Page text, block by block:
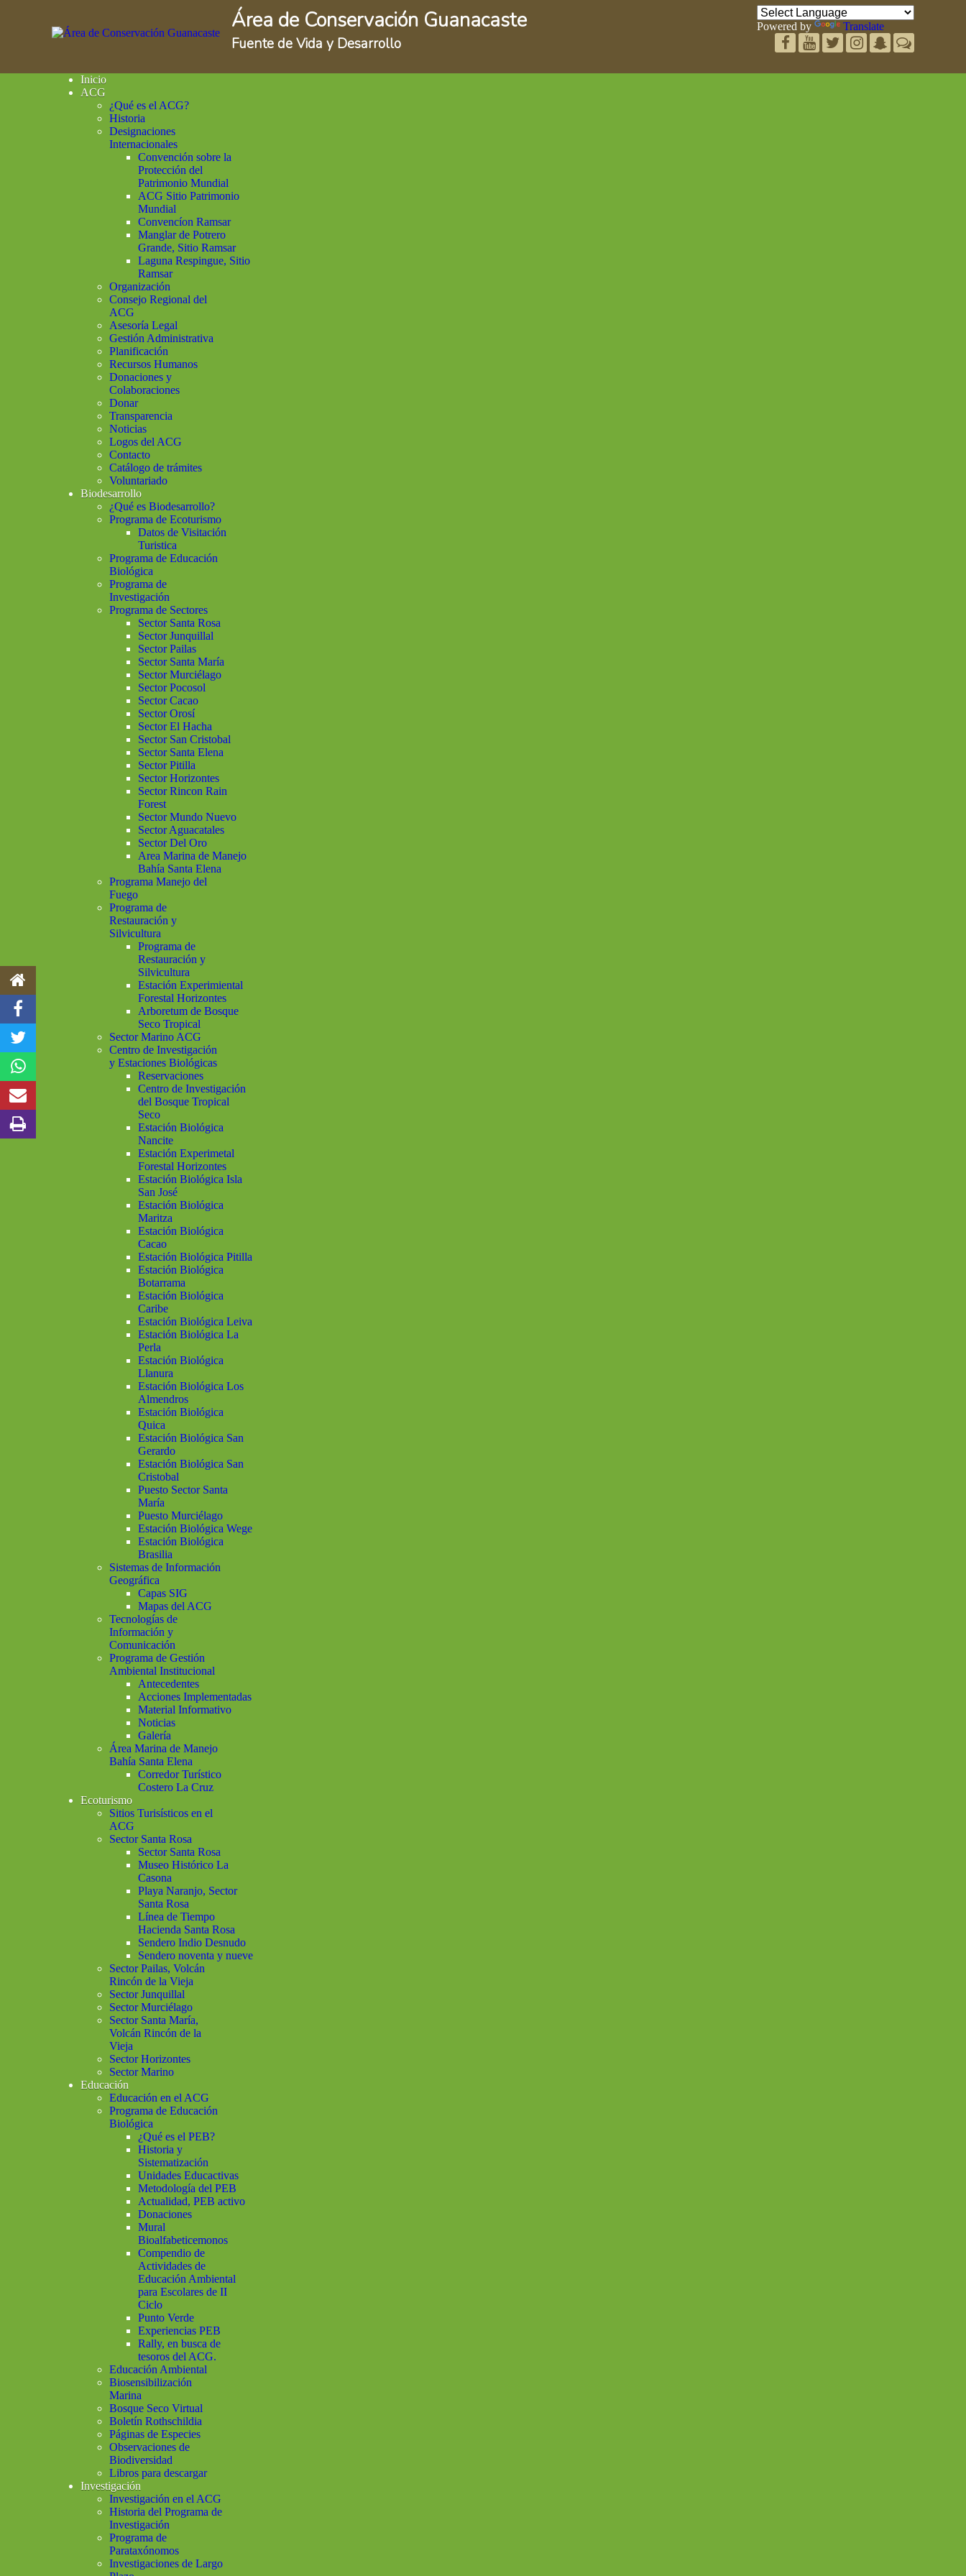
Área de Conservación Guanacaste
Fuente de Vida y Desarrollo
Powered by Translate
Inicio
ACG
¿Qué es el ACG?
Historia
Designaciones
Internacionales
Convención sobre la
Protección del
Patrimonio Mundial
ACG Sitio Patrimonio
Mundial
Convencíon Ramsar
Manglar de Potrero
Grande, Sitio Ramsar
Laguna Respingue, Sitio
Ramsar
Organización
Consejo Regional del
ACG
Asesoría Legal
Gestión Administrativa
Planificación
Recursos Humanos
Donaciones y
Colaboraciones
Donar
Transparencia
Noticias
Logos del ACG
Contacto
Catálogo de trámites
Voluntariado
Biodesarrollo
¿Qué es Biodesarrollo?
Programa de Ecoturismo
Datos de Visitación
Turistica
Programa de Educación
Biológica
Programa de
Investigación
Programa de Sectores
Sector Santa Rosa
Sector Junquillal
Sector Pailas
Sector Santa María
Sector Murciélago
Sector Pocosol
Sector Cacao
Sector Orosí
Sector El Hacha
Sector San Cristobal
Sector Santa Elena
Sector Pitilla
Sector Horizontes
Sector Rincon Rain
Forest
Sector Mundo Nuevo
Sector Aguacatales
Sector Del Oro
Area Marina de Manejo
Bahía Santa Elena
Programa Manejo del
Fuego
Programa de
Restauración y
Silvicultura
Programa de
Restauración y
Silvicultura
Estación Experimiental
Forestal Horizontes
Arboretum de Bosque
Seco Tropical
Sector Marino ACG
Centro de Investigación
y Estaciones Biológicas
Reservaciones
Centro de Investigación
del Bosque Tropical
Seco
Estación Biológica
Nancite
Estación Experimetal
Forestal Horizontes
Estación Biológica Isla
San José
Estación Biológica
Maritza
Estación Biológica
Cacao
Estación Biológica Pitilla
Estación Biológica
Botarrama
Estación Biológica
Caribe
Estación Biológica Leiva
Estación Biológica La
Perla
Estación Biológica
Llanura
Estación Biológica Los
Almendros
Estación Biológica
Quica
Estación Biológica San
Gerardo
Estación Biológica San
Cristobal
Puesto Sector Santa
María
Puesto Murciélago
Estación Biológica Wege
Estación Biológica
Brasilia
Sistemas de Información
Geográfica
Capas SIG
Mapas del ACG
Tecnologías de
Información y
Comunicación
Programa de Gestión
Ambiental Institucional
Antecedentes
Acciones Implementadas
Material Informativo
Noticias
Galería
Área Marina de Manejo
Bahía Santa Elena
Corredor Turístico
Costero La Cruz
Ecoturismo
Sitios Turisísticos en el
ACG
Sector Santa Rosa
Sector Santa Rosa
Museo Histórico La
Casona
Playa Naranjo, Sector
Santa Rosa
Línea de Tiempo
Hacienda Santa Rosa
Sendero Indio Desnudo
Sendero noventa y nueve
Sector Pailas, Volcán
Rincón de la Vieja
Sector Junquillal
Sector Murciélago
Sector Santa María,
Volcán Rincón de la
Vieja
Sector Horizontes
Sector Marino
Educación
Educación en el ACG
Programa de Educación
Biológica
¿Qué es el PEB?
Historia y
Sistematización
Unidades Educactivas
Metodología del PEB
Actualidad, PEB activo
Donaciones
Mural
Bioalfabeticemonos
Compendio de
Actividades de
Educación Ambiental
para Escolares de II
Ciclo
Punto Verde
Experiencias PEB
Rally, en busca de
tesoros del ACG.
Educación Ambiental
Biosensibilización
Marina
Bosque Seco Virtual
Boletín Rothschildia
Páginas de Especies
Observaciones de
Biodiversidad
Libros para descargar
Investigación
Investigación en el ACG
Historia del Programa de
Investigación
Programa de
Parataxónomos
Investigaciones de Largo